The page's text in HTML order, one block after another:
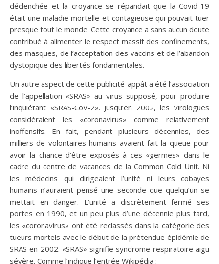
déclenchée et la croyance se répandait que la Covid-19
était une maladie mortelle et contagieuse qui pouvait tuer
presque tout le monde. Cette croyance a sans aucun doute
contribué à alimenter le respect massif des confinements,
des masques, de l’acceptation des vaccins et de l’abandon
dystopique des libertés fondamentales.
Un autre aspect de cette publicité-appât a été l’association
de l’appellation «SRAS» au virus supposé, pour produire
l’inquiétant «SRAS-CoV-2». Jusqu’en 2002, les virologues
considéraient les «coronavirus» comme relativement
inoffensifs. En fait, pendant plusieurs décennies, des
milliers de volontaires humains avaient fait la queue pour
avoir la chance d’être exposés à ces «germes» dans le
cadre du centre de vacances de la Common Cold Unit. Ni
les médecins qui dirigeaient l’unité ni leurs cobayes
humains n’auraient pensé une seconde que quelqu’un se
mettait en danger. L’unité a discrètement fermé ses
portes en 1990, et un peu plus d’une décennie plus tard,
les «coronavirus» ont été reclassés dans la catégorie des
tueurs mortels avec le début de la prétendue épidémie de
SRAS en 2002. «SRAS» signifie syndrome respiratoire aigu
sévère. Comme l’indique l’entrée Wikipédia :